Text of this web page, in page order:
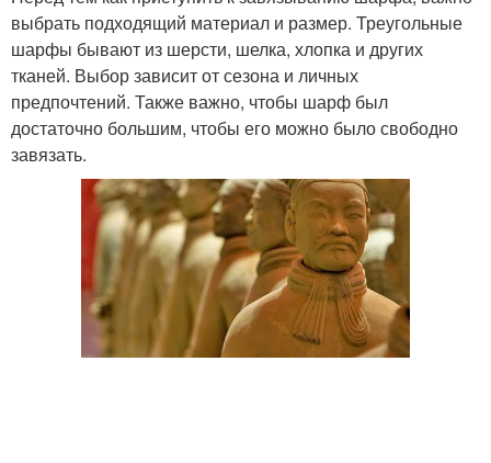
выбрать подходящий материал и размер. Треугольные
шарфы бывают из шерсти, шелка, хлопка и других
тканей. Выбор зависит от сезона и личных
предпочтений. Также важно, чтобы шарф был
достаточно большим, чтобы его можно было свободно
завязать.